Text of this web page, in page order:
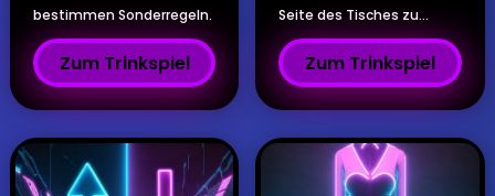
bestimmen Sonderregeln.
Zum Trinkspiel
Seite des Tisches zu...
Zum Trinkspiel